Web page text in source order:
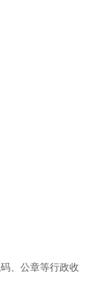
、公章等行政收